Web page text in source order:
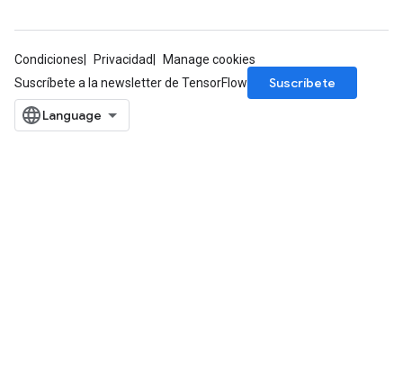
Condiciones Privacidad
Manage cookies
Suscríbete a la newsletter de TensorFlow
Suscríbete